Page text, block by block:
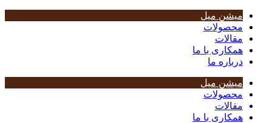
میشن میل
محصولات
مقالات
همکاری با ما
درباره ما
میشن میل
محصولات
مقالات
همکاری با ما